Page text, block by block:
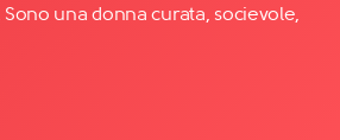
una donna curata, socievole,